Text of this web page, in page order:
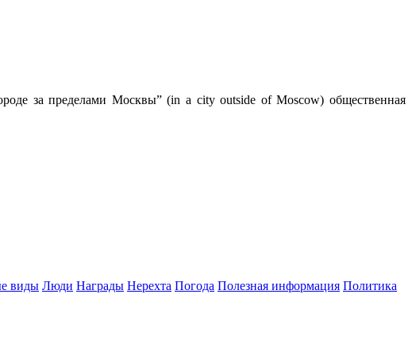
за пределами Москвы” (in a city outside of Moscow) общественная
виды Люди Награды Нерехта Погода Полезная информация Политика